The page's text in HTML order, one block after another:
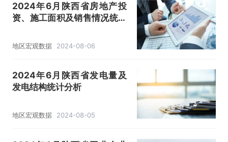
2024年6月陕西省房地产投
资、施工面积及销售情况统计
地区宏观数据 2024-08-06
2024年6月陕西省发电量及
发电结构统计分析
地区宏观数据 2024-08-05